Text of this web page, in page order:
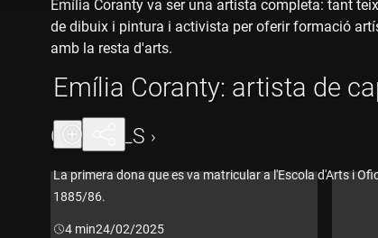
Emília Coranty: artista de
La primera dona que es va matricular a l'Escola d'Arts i
1885/86.
Durada:
4 min24/02/2025
Emília Coranty va ser una artista completa: tant
de dibuix i pintura i activista per oferir formació
amb la resta d'arts.
CAPÍTOLS